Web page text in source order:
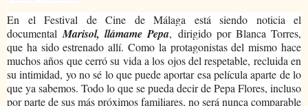
En el Festival de Cine de Málaga está siendo noticia el
documentalMarisol, llámame Pepa, dirigido por Blanca Torres,
que ha sido estrenado allí. Como la protagonistas del mismo hace
muchos años que cerró su vida a los ojos del respetable, recluida en
su intimidad, yo no sé lo que puede aportar esa película aparte de lo
que ya sabemos. Todo lo que se pueda decir de Pepa Flores, incluso
por parte de sus más próximos familiares, no será nunca comparable